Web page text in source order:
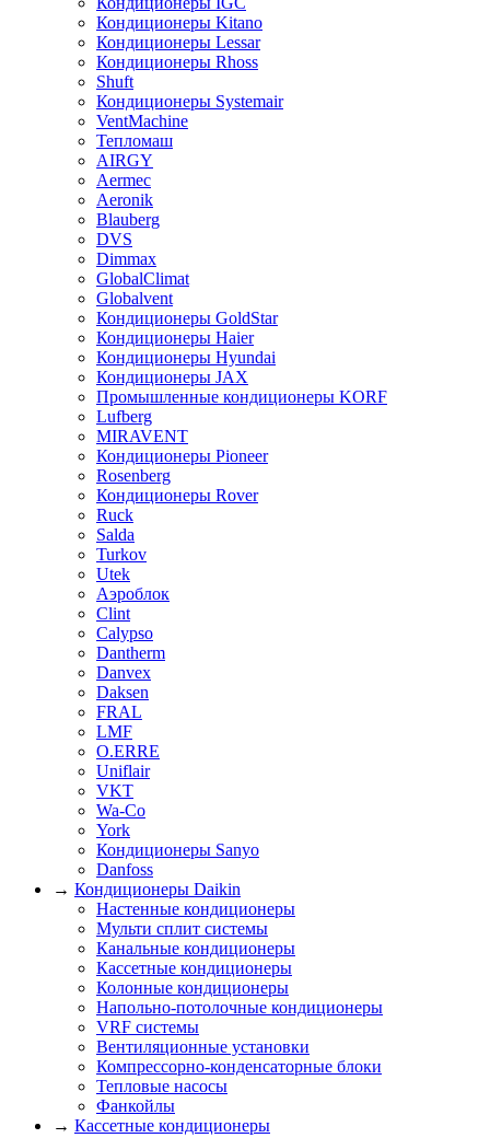
Кондиционеры Kitano
Кондиционеры Lessar
Кондиционеры Rhoss
Shuft
Кондиционеры Systemair
VentMachine
Тепломаш
AIRGY
Aermec
Aeronik
Blauberg
DVS
Dimmax
GlobalClimat
Globalvent
Кондиционеры GoldStar
Кондиционеры Haier
Кондиционеры Hyundai
Кондиционеры JAX
Промышленные кондиционеры KORF
Lufberg
MIRAVENT
Кондиционеры Pioneer
Rosenberg
Кондиционеры Rover
Ruck
Salda
Turkov
Utek
Аэроблок
Clint
Calypso
Dantherm
Danvex
Daksen
FRAL
LMF
O.ERRE
Uniflair
VKT
Wa-Co
York
Кондиционеры Sanyo
Danfoss
→ Кондиционеры Daikin
Настенные кондиционеры
Мульти сплит системы
Канальные кондиционеры
Кассетные кондиционеры
Колонные кондиционеры
Напольно-потолочные кондиционеры
VRF системы
Вентиляционные установки
Компрессорно-конденсаторные блоки
Тепловые насосы
Фанкойлы
→ Кассетные кондиционеры